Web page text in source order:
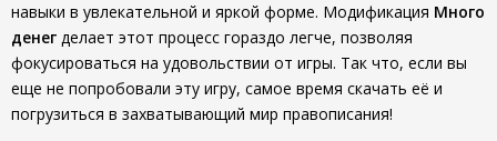
навыки в увлекательной и яркой форме. Модификация Много
денег делает этот процесс гораздо легче, позволяя
фокусироваться на удовольствии от игры. Так что, если вы
еще не попробовали эту игру, самое время скачать её и
погрузиться в захватывающий мир правописания!